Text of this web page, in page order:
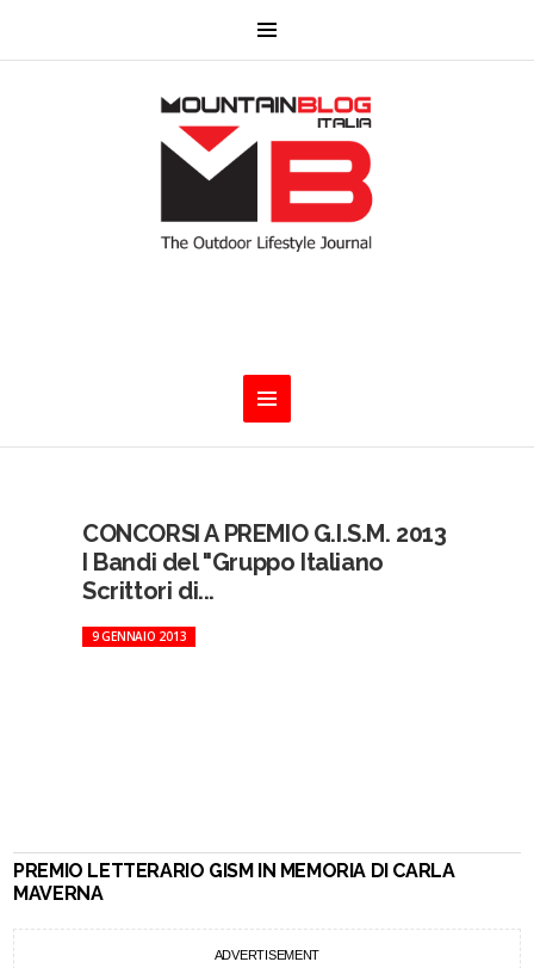
CONCORSI A PREMIO G.I.S.M. 2013
I Bandi del "Gruppo Italiano
Scrittori di...
9 GENNAIO 2013
PREMIO LETTERARIO GISM IN MEMORIA DI CARLA
MAVERNA
ADVERTISEMENT